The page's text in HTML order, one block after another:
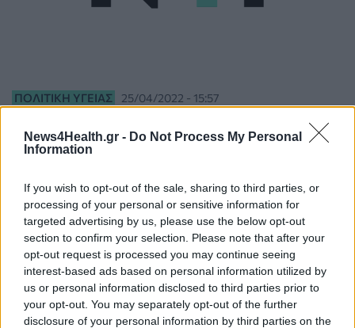
News4Health.gr - Do Not Process My Personal
Information
If you wish to opt-out of the sale, sharing to third parties, or
processing of your personal or sensitive information for
targeted advertising by us, please use the below opt-out
section to confirm your selection. Please note that after your
opt-out request is processed you may continue seeing
interest-based ads based on personal information utilized by
us or personal information disclosed to third parties prior to
your opt-out. You may separately opt-out of the further
disclosure of your personal information by third parties on the
ΠΟΛΙΤΙΚΉ ΥΓΕΊΑΣ 25/04/2022 - 15:57
κρουσμάτων σε πολλές χώρες, ποια η εκτίμηση
για την Ελλάδα